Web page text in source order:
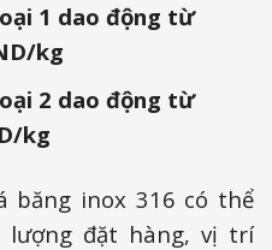
1 dao động từ
kg
2 dao động từ
kg
băng inox 316 có thể
lượng đặt hàng, vị trí